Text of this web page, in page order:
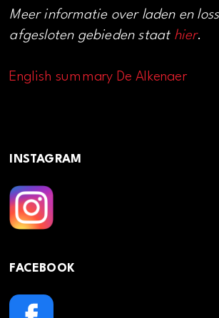
Meer informatie over laden en
afgesloten gebieden staat hier.
English summary De Alkenaer
INSTAGRAM
FACEBOOK